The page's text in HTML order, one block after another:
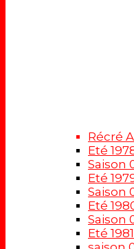
Récré
Eté
Saison
Eté
Saison
Eté
Saison
Eté 1981